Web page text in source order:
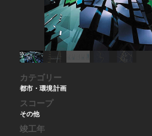
カテゴリー
都市・環境計画
スコープ
その他
竣工年